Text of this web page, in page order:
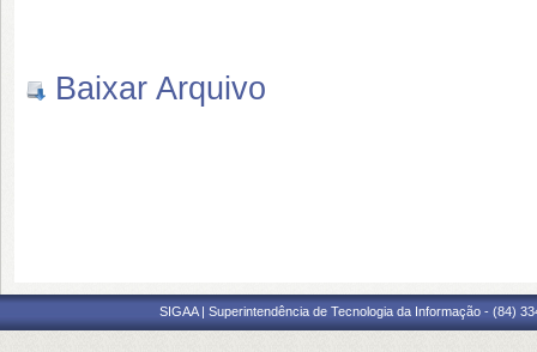
Baixar Arquivo
SIGAA | Superintendência de Tecnologia da Informação - (84)